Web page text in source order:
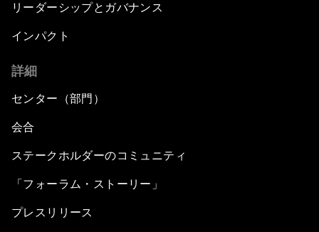
リーダーシップとガバナンス
インパクト
詳細
センター（部門）
会合
ステークホルダーのコミュニティ
「フォーラム・ストーリー」
プレスリリース